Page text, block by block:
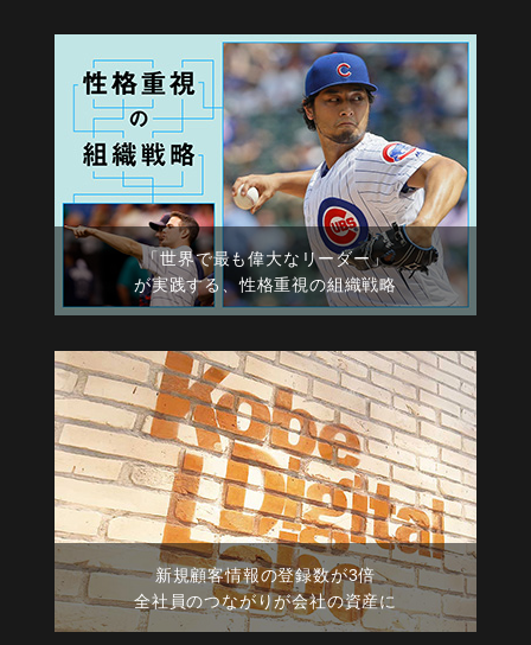
「世界で最も偉大なリーダー」
が実践する、性格重視の組織戦略
新規顧客情報の登録数が3倍
全社員のつながりが会社の資産に